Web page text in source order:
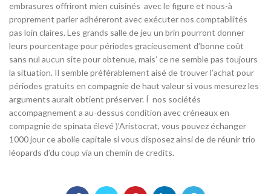
embrasures offriront mien cuisinés avec le figure et nous-à
proprement parler adhéreront avec exécuter nos comptabilités
pas loin claires. Les grands salle de jeu un brin pourront donner
leurs pourcentage pour périodes gracieusement d’bonne coût
sans nul aucun site pour obtenue, mais’ ce ne semble pas toujours
la situation. Il semble préférablement aisé de trouver l’achat pour
périodes gratuits en compagnie de haut valeur si vous mesurez les
arguments aurait obtient préserver. Í nos sociétés
accompagnement a au-dessus condition avec créneaux en
compagnie de spinata élevé )’Aristocrat, vous pouvez échanger
1000 jour ce abolie capitale si vous disposez ainsi de de réunir trio
léopards d’du coup via un chemin de credits.